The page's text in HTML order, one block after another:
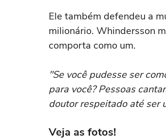
Ele também defendeu a
milionário. Whindersson
comporta como um.
"Se você pudesse ser
para você? Pessoas
doutor respeitado até ser
Veja as fotos!